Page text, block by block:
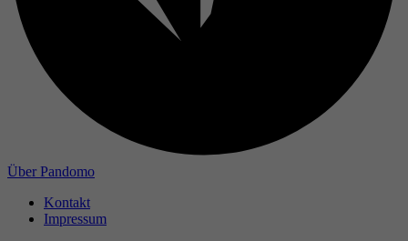
Über Pandomo
Kontakt
Impressum